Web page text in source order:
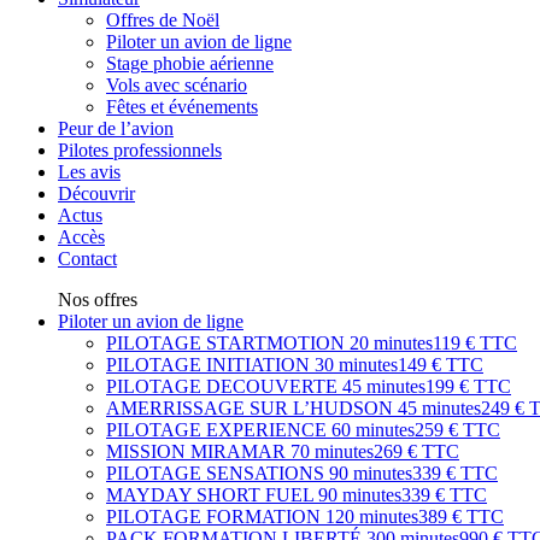
Offres de Noël
Piloter un avion de ligne
Stage phobie aérienne
Vols avec scénario
Fêtes et événements
Peur de l’avion
Pilotes professionnels
Les avis
Découvrir
Actus
Accès
Contact
Nos offres
Piloter un avion de ligne
PILOTAGE STARTMOTION 20 minutes119 € TTC
PILOTAGE INITIATION 30 minutes149 € TTC
PILOTAGE DECOUVERTE 45 minutes199 € TTC
AMERRISSAGE SUR L’HUDSON 45 minutes249 €
PILOTAGE EXPERIENCE 60 minutes259 € TTC
MISSION MIRAMAR 70 minutes269 € TTC
PILOTAGE SENSATIONS 90 minutes339 € TTC
MAYDAY SHORT FUEL 90 minutes339 € TTC
PILOTAGE FORMATION 120 minutes389 € TTC